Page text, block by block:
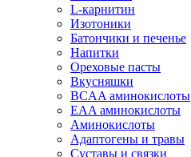
L-карнитин
Изотоники
Батончики и печенье
Напитки
Ореховые пасты
Вкусняшки
BCAA аминокислоты
EAA аминокислоты
Аминокислоты
Адаптогены и травы
Суставы и связки